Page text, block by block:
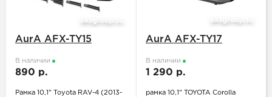
AurA AFX-TY15
В наличии
890 р.
Рамка 10,1" Toyota RAV-4 (2013-
AurA AFX-TY17
В наличии
1 290 р.
рамка 10,1" TOYOTA Corolla